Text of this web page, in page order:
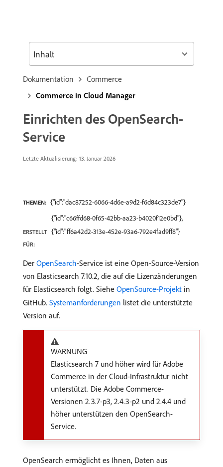
Dokumentation
Commerce
Commerce in Cloud Manager
Einrichten des OpenSearch-
Service
Letzte Aktualisierung: 13. Januar 2026
THEMEN: {"id":"dac87252-6066-4d6e-a9d2-f6d84c323de7"}
ERSTELLT
FÜR:
{"id":"c66ffd68-0f65-42bb-aa23-b4020f12e0bd"},
{"id":"ff6a42d2-313e-452e-93a6-792e4fad9ff8"}
Der OpenSearch-Service ist eine Open-Source-Version
von Elasticsearch 7.10.2, die auf die Lizenzänderungen
für Elasticsearch folgt. Siehe OpenSource-Projekt in
GitHub. Systemanforderungen listet die unterstützte
Version auf.
WARNUNG
Elasticsearch 7 und höher wird für Adobe
Commerce in der Cloud-Infrastruktur nicht
unterstützt. Die Adobe Commerce-
Versionen 2.3.7-p3, 2.4.3-p2 und 2.4.4 und
höher unterstützen den OpenSearch-
Service.
OpenSearch ermöglicht es Ihnen, Daten aus
Inhalt